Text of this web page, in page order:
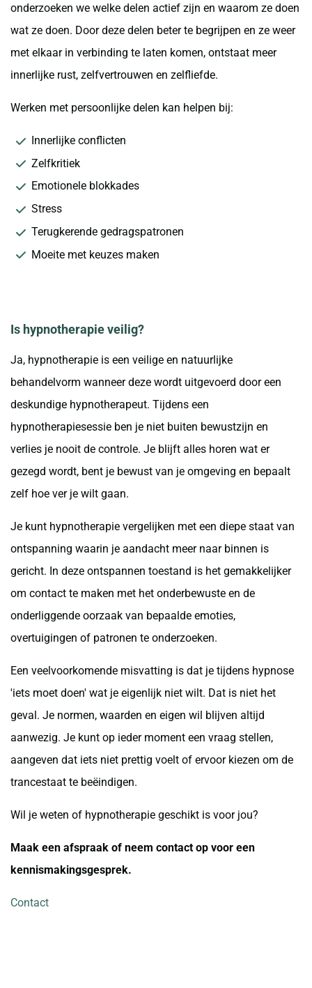
onderzoeken we welke delen actief zijn en waarom ze doen
wat ze doen. Door deze delen beter te begrijpen en ze weer
met elkaar in verbinding te laten komen, ontstaat meer
innerlijke rust, zelfvertrouwen en zelfliefde.
Werken met persoonlijke delen kan helpen bij:
Innerlijke conflicten
Zelfkritiek
Emotionele blokkades
Stress
Terugkerende gedragspatronen
Moeite met keuzes maken
Is hypnotherapie veilig?
Ja, hypnotherapie is een veilige en natuurlijke
behandelvorm wanneer deze wordt uitgevoerd door een
deskundige hypnotherapeut. Tijdens een
hypnotherapiesessie ben je niet buiten bewustzijn en
verlies je nooit de controle. Je blijft alles horen wat er
gezegd wordt, bent je bewust van je omgeving en bepaalt
zelf hoe ver je wilt gaan.
Je kunt hypnotherapie vergelijken met een diepe staat van
ontspanning waarin je aandacht meer naar binnen is
gericht. In deze ontspannen toestand is het gemakkelijker
om contact te maken met het onderbewuste en de
onderliggende oorzaak van bepaalde emoties,
overtuigingen of patronen te onderzoeken.
Een veelvoorkomende misvatting is dat je tijdens hypnose
'iets moet doen' wat je eigenlijk niet wilt. Dat is niet het
geval. Je normen, waarden en eigen wil blijven altijd
aanwezig. Je kunt op ieder moment een vraag stellen,
aangeven dat iets niet prettig voelt of ervoor kiezen om de
trancestaat te beëindigen.
Wil je weten of hypnotherapie geschikt is voor jou?
Maak een afspraak of neem contact op voor een
kennismakingsgesprek.
Contact